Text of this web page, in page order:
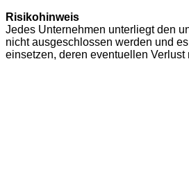
Risikohinweis
Jedes Unternehmen unterliegt den
nicht ausgeschlossen werden und
einsetzen, deren eventuellen Verlust